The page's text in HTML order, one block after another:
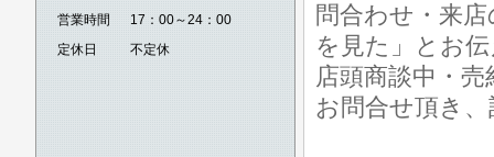
営業時間
17：00～24：00
定休日
不定休
問合わせ・来
を見た」とお
店頭商談中・
お問合せ頂き